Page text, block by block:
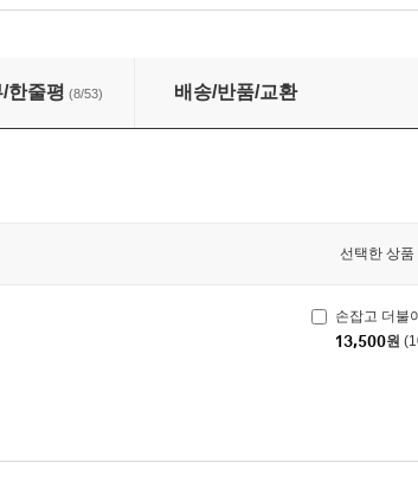
한줄평 (8/53) 배송/반품/교환
선택한 상품
손잡고 더불
13,500원